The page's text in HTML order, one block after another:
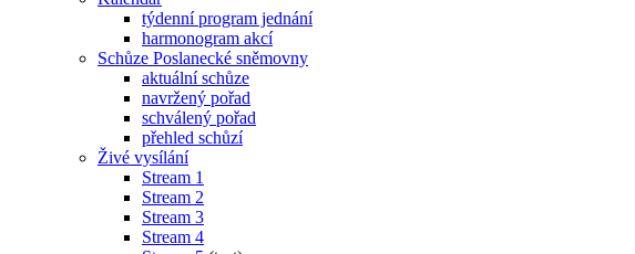
týdenní program jednání
harmonogram akcí
Schůze Poslanecké sněmovny
aktuální schůze
navržený pořad
schválený pořad
přehled schůzí
Živé vysílání
Stream 1
Stream 2
Stream 3
Stream 4